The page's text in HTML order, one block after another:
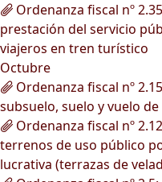
Ordenanza fiscal nº
prestación del servicio
viajeros en tren turístico
Octubre
Ordenanza fiscal nº
subsuelo, suelo y vuelo
Ordenanza fiscal nº
terrenos de uso público
lucrativa (terrazas de